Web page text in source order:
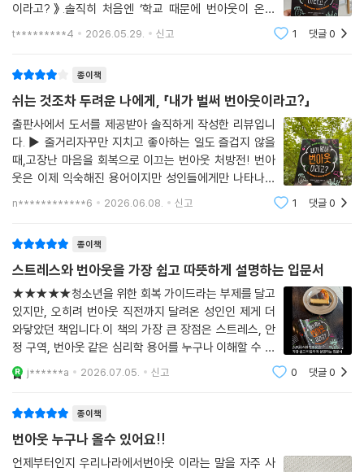
이라고?》.솔직히 처음엔 ‘학교 때문에 번아웃이 온다
고?’라는 생각에 적잖이 놀랐다.학교는 의무교육이고, 학
t*********4 2026.05.29. 신고 1 댓글0
종이책
쉬는 것조차 두려운 나에게, 「내가 벌써 번아웃이라고?」
출판사에서 도서를 제공받아 솔직하게 작성한 리뷰입니
다. ▶ 줄거리자꾸만 지치고 좋아하는 일도 즐겁지 않을
때,고장난 마음을 회복으로 이끄는 번아웃 처방전! 번아
웃은 이제 익숙해진 용어이지만 성인들에게만 나타나는
증상이라고 생각하기 쉽다.세계보건기구(WHO)에서는
n************6 2026.06.08. 신고 1 댓글0
종이책
스트레스와 번아웃을 가장 쉽고 따뜻하게 설명하는 입문서
★★★★★청소년을 위한 회복 가이드라는 부제를 달고
있지만, 오히려 번아웃 직전까지 달려온 성인인 제게 더
와닿았던 책입니다.이 책의 가장 큰 장점은 스트레스, 안
정 구역, 번아웃 같은 심리학 용어를 누구나 이해할 수 있
을 만큼 쉽고 친절하게 설명한다는 점입니다. 스트레스를
없애야 할 적이 아니라 몸과 마음이 나를 지키기 위해 보
j******a 2026.07.05. 신고 0 댓글0
종이책
번아웃 누구나 올수 있어요!!
언제부터인지 우리나라에서번아웃 이라는 말을 자주 사